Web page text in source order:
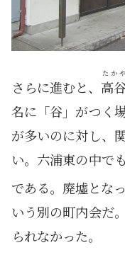
さらに進むと、 高
たかや
名に「谷」がつく
が多いのに対し、
い。六浦東の中で
である。廃墟とな
いう別の町内会だ
られなかった。